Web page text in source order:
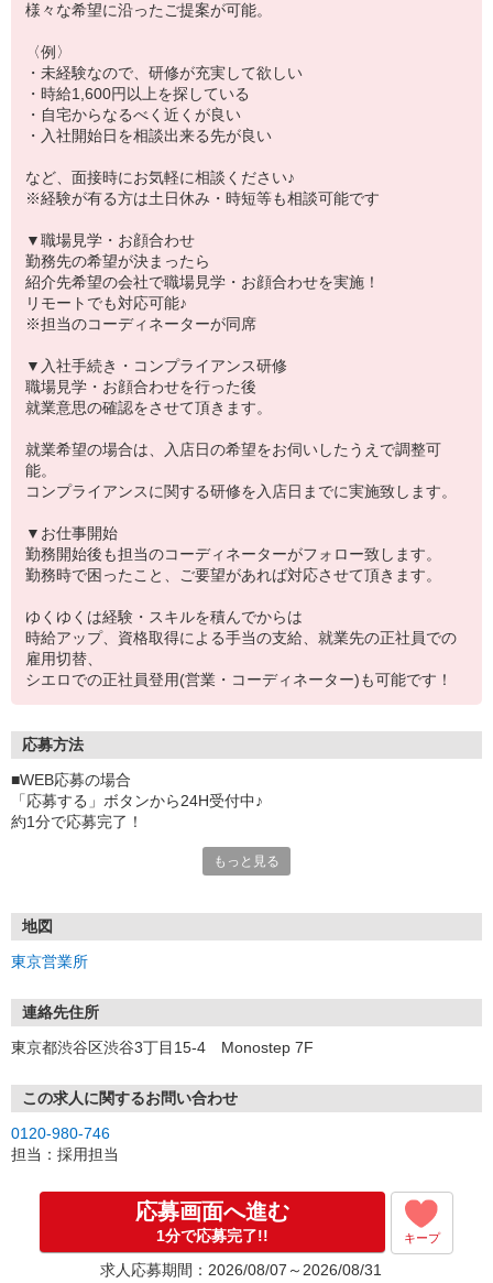
様々な希望に沿ったご提案が可能。
〈例〉
・未経験なので、研修が充実して欲しい
・時給1,600円以上を探している
・自宅からなるべく近くが良い
・入社開始日を相談出来る先が良い
など、面接時にお気軽に相談ください♪
※経験が有る方は土日休み・時短等も相談可能です
▼職場見学・お顔合わせ
勤務先の希望が決まったら
紹介先希望の会社で職場見学・お顔合わせを実施！
リモートでも対応可能♪
※担当のコーディネーターが同席
▼入社手続き・コンプライアンス研修
職場見学・お顔合わせを行った後
就業意思の確認をさせて頂きます。
就業希望の場合は、入店日の希望をお伺いしたうえで調整可
能。
コンプライアンスに関する研修を入店日までに実施致します。
▼お仕事開始
勤務開始後も担当のコーディネーターがフォロー致します。
勤務時で困ったこと、ご要望があれば対応させて頂きます。
ゆくゆくは経験・スキルを積んでからは
時給アップ、資格取得による手当の支給、就業先の正社員での
雇用切替、
シエロでの正社員登用(営業・コーディネーター)も可能です！
応募方法
■WEB応募の場合
「応募する」ボタンから24H受付中♪
約1分で応募完了！
①応募から3営業日を目安に、メールorお電話でご連絡します。
★スマホでWEB面接（LINEなど）・出張面接・事務所面接と選べま
す
③面接実施（履歴書不要）
※ご希望があれば、職場見学の調整もOKです！
お気軽にご応募ください♪
もっと見る
地図
東京営業所
連絡先住所
東京都渋谷区渋谷3丁目15-4 Monostep 7F
この求人に関するお問い合わせ
0120-980-746
担当：採用担当
応募画面へ進む
1分で応募完了!! キープ
求人応募期間：2026/08/07～2026/08/31